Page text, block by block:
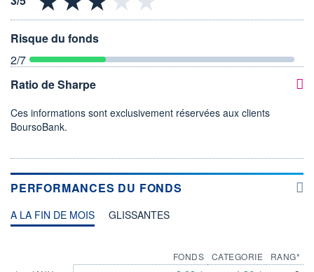
Risque du fonds
2/7
Ratio de Sharpe
Ces informations sont exclusivement réservées aux clients
BoursoBank.
PERFORMANCES DU FONDS
A LA FIN DE MOIS GLISSANTES
FONDS CATEGORIE RANG*